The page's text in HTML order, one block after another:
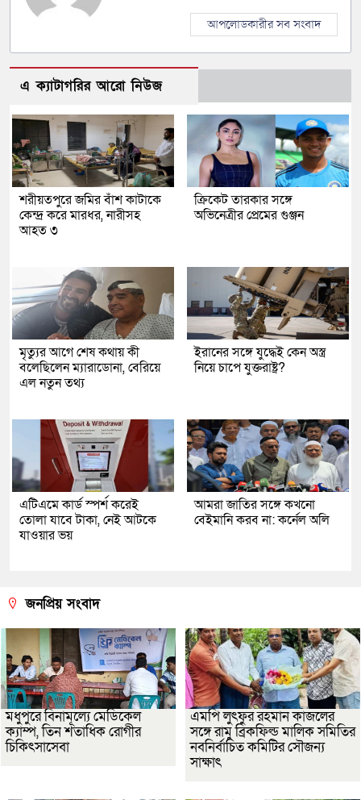
আপলোডকারীর সব সংবাদ
এ ক্যাটাগরির আরো নিউজ
শরীয়তপুরে জমির বাঁশ কাটাকে
কেন্দ্র করে মারধর, নারীসহ
আহত ৩
ক্রিকেট তারকার সঙ্গে
অভিনেত্রীর প্রেমের গুঞ্জন
মৃত্যুর আগে শেষ কথায় কী
বলেছিলেন ম্যারাডোনা, বেরিয়ে
এল নতুন তথ্য
ইরানের সঙ্গে যুদ্ধেই কেন অস্ত্র
নিয়ে চাপে যুক্তরাষ্ট্র?
এটিএমে কার্ড স্পর্শ করেই
তোলা যাবে টাকা, নেই আটকে
যাওয়ার ভয়
আমরা জাতির সঙ্গে কখনো
বেইমানি করব না: কর্নেল অলি
জনপ্রিয় সংবাদ
মধুপুরে বিনামূল্যে মেডিকেল
ক্যাম্প, তিন শতাধিক রোগীর
চিকিৎসাসেবা
এমপি লুৎফুর রহমান কাজলের
সঙ্গে রামু ব্রিকফিল্ড মালিক সমিতির
নবনির্বাচিত কমিটির সৌজন্য
সাক্ষাৎ